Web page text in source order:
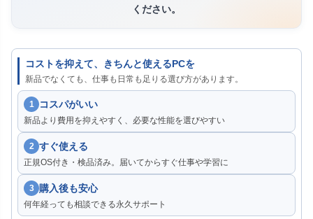
ください。
コストを抑えて、きちんと使えるPCを
新品でなくても、仕事も日常も足りる選び方があります。
1 コスパがいい
新品より費用を抑えやすく、必要な性能を選びやすい
2 すぐ使える
正規OS付き・検品済み。届いてからすぐ仕事や学習に
3 購入後も安心
何年経っても相談できる永久サポート